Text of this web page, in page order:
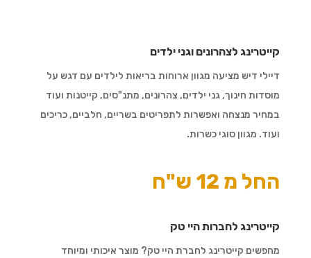
קייטרינג לצהרונים וגני ילדים
דיילי דיש מציעה מגוון ארוחות בריאות לילדים עם דגש על
מוסדות חינוך, גני ילדים, צהרונים, מתנ"סים, קייטנות ועוד
במחיר מנצחה ואפשרות לתפריטים בשריים, חלביים, כריכים
ועוד. מגוון סוגי כשרות.
החל מ 12 ש"ח
קייטרינג לחברות היי טק
מחפשים קייטרינג לחברת היי טק? מוצר איכותי ומיוחד